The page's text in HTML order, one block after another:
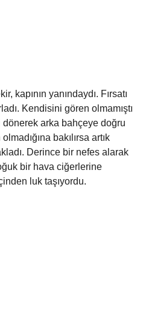
kapının yanındaydı. Fırsatı
Kendisini gören olmamıştı
arka bahçeye doğru
bakılırsa artık
Derince bir nefes alarak
bir hava ciğerlerine
luk taşıyordu.